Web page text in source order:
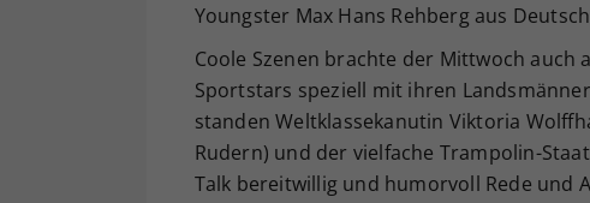
Youngster Max Hans Rehberg aus
Coole Szenen brachte der Mittwoch auch
Sportstars speziell mit ihren
standen Weltklassekanutin Viktoria
Rudern) und der vielfache Trampolin-
Talk bereitwillig und humorvoll Rede und